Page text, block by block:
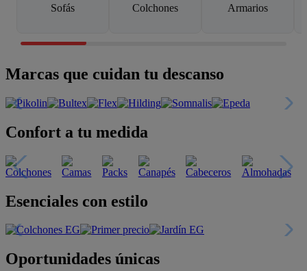
Sofás Colchones Armarios
Marcas que cuidan tu descanso
Confort a tu medida
Esenciales con estilo
Oportunidades únicas